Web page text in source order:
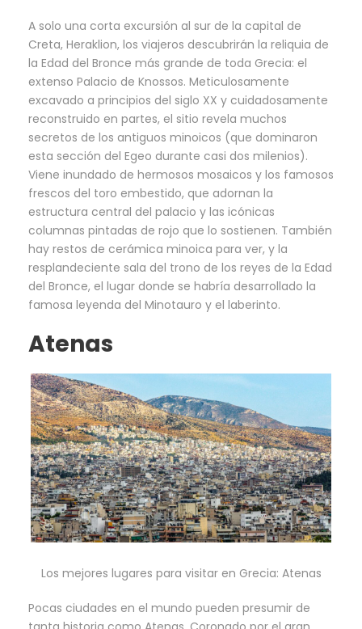
A solo una corta excursión al sur de la capital de
Creta, Heraklion, los viajeros descubrirán la reliquia de
la Edad del Bronce más grande de toda Grecia: el
extenso Palacio de Knossos. Meticulosamente
excavado a principios del siglo XX y cuidadosamente
reconstruido en partes, el sitio revela muchos
secretos de los antiguos minoicos (que dominaron
esta sección del Egeo durante casi dos milenios).
Viene inundado de hermosos mosaicos y los famosos
frescos del toro embestido, que adornan la
estructura central del palacio y las icónicas
columnas pintadas de rojo que lo sostienen. También
hay restos de cerámica minoica para ver, y la
resplandeciente sala del trono de los reyes de la Edad
del Bronce, el lugar donde se habría desarrollado la
famosa leyenda del Minotauro y el laberinto.
Atenas
Los mejores lugares para visitar en Grecia: Atenas
Pocas ciudades en el mundo pueden presumir de